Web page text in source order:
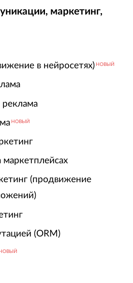
маркетинг,
в нейросетях) НОВЫЙ
реклама
НОВЫЙ
(продвижение
(ORM)
НОВЫЙ